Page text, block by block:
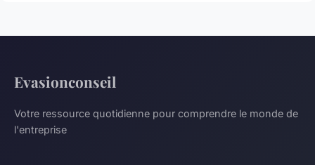
Evasionconseil
Votre ressource quotidienne pour comprendre le monde de
l'entreprise